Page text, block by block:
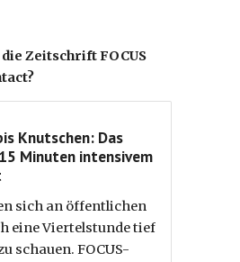
Zeitschrift FOCUS
Knutschen: Das
Minuten intensivem
sich an öffentlichen
eine Viertelstunde tief
schauen. FOCUS-